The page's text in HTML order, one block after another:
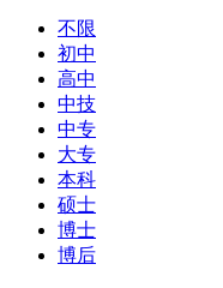
不限
初中
高中
中技
中专
大专
本科
硕士
博士
博后